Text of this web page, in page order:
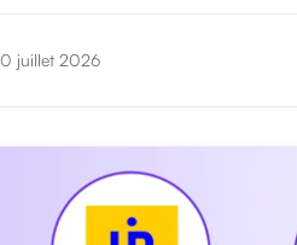
juillet 2026